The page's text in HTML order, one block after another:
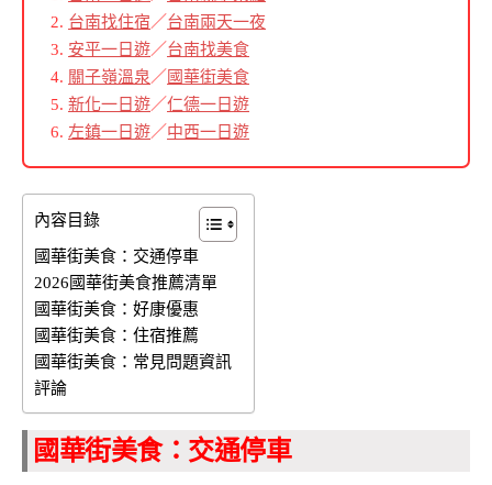
台南找住宿／台南兩天一夜
安平一日遊／台南找美食
關子嶺溫泉／ 國華街美食
新化一日遊／仁德一日遊
左鎮一日遊／中西一日遊
內容目錄
國華街美食：交通停車
2026國華街美食推薦清單
國華街美食：好康優惠
國華街美食：住宿推薦
國華街美食：常見問題資訊
評論
國華街美食：交通停車